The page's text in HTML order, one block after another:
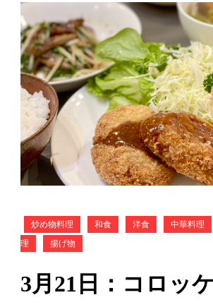
炒め物料理 和食 洋食 中華料理
理
揚げ物
3月21日：コロッケ